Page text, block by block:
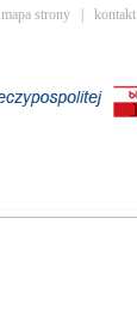
mapa strony kontakt